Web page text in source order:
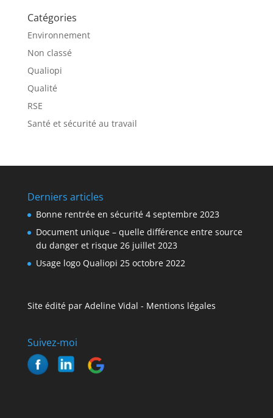
Catégories
Environnement
Non classé
Qualiopi
Qualité
RSE
Santé et sécurité au travail
Derniers articles
Bonne rentrée en sécurité 4 septembre 2023
Document unique – quelle différence entre source
du danger et risque 26 juillet 2023
Usage logo Qualiopi 25 octobre 2022
Site édité par Adeline Vidal - Mentions légales
Suivez-moi